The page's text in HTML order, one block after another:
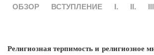
ОБЗОР ВСТУПЛЕНИЕ I. II.
Религиозная терпимость и религиозное